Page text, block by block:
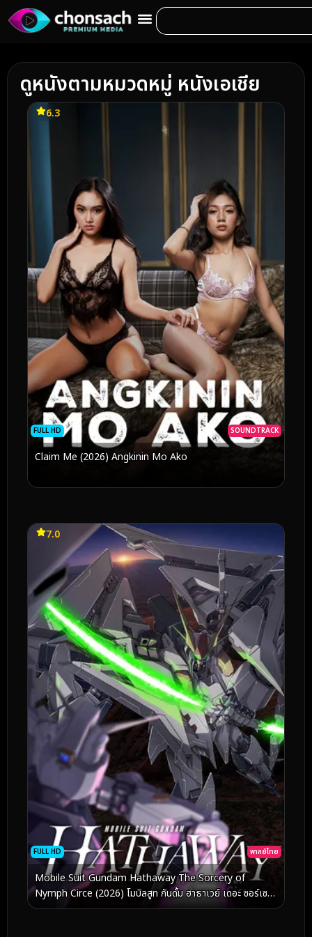
ดูหนังตามหมวดหมู่ หนังเอเชีย
FULL HD SOUNDTRACK
6.3
Claim Me (2026) Angkinin Mo Ako
FULL HD พากย์ไทย
7.0
Mobile Suit Gundam Hathaway The Sorcery of
Nymph Circe (2026) โมบิลสูท กันดั้ม ฮาธาเวย์ เดอะ ซอร์เซอ
รี ออฟ นิมฟ์ เซอร์ซี